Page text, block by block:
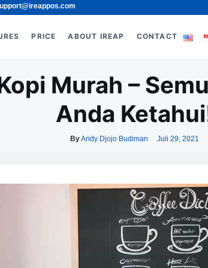
PRICE ABOUT IREAP CONTACT
Murah –
Anda
ByAndy Djojo Budiman Juli 29, 2021